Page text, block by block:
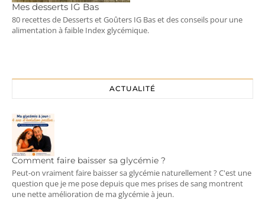
Mes desserts IG Bas
80 recettes de Desserts et Goûters IG Bas et des conseils pour une
alimentation à faible Index glycémique.
ACTUALITÉ
Comment faire baisser sa glycémie ?
Peut-on vraiment faire baisser sa glycémie naturellement ? C'est une
question que je me pose depuis que mes prises de sang montrent
une nette amélioration de ma glycémie à jeun.